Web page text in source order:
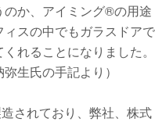
か、アイミング®️の用途
スの中でもガラスドアで
れることになりました。
生氏の手記より）
されており、弊社、株式